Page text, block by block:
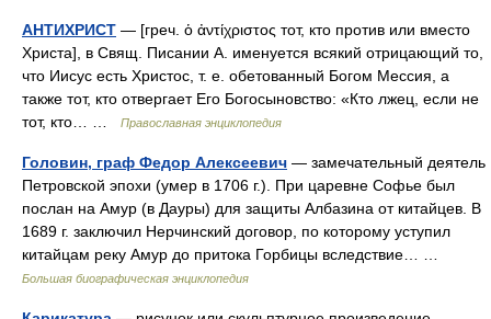
АНТИХРИСТ — [греч. ὁ ἀντίχριστος тот, кто против или вместо
Христа], в Свящ. Писании А. именуется всякий отрицающий то,
что Иисус есть Христос, т. е. обетованный Богом Мессия, а
также тот, кто отвергает Его Богосыновство: «Кто лжец, если не
тот, кто… …
Православная энциклопедия
Головин, граф Федор Алексеевич — замечательный деятель
Петровской эпохи (умер в 1706 г.). При царевне Софье был
послан на Амур (в Дауры) для защиты Албазина от китайцев. В
1689 г. заключил Нерчинский договор, по которому уступил
китайцам реку Амур до притока Горбицы вследствие… …
Большая биографическая энциклопедия